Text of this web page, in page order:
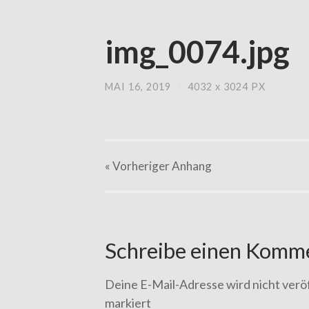
img_0074.jpg
MAI 16, 2019 4032 x 3024 PX
« VorherigerAnhang
Schreibe einen
Deine E-Mail-Adresse wird nicht
markiert